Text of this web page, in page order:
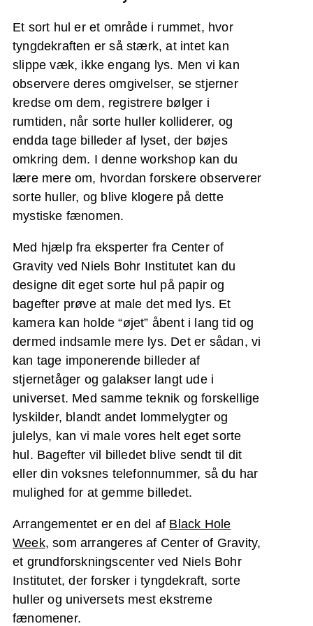
Et sort hul er et område i rummet, hvor
tyngdekraften er så stærk, at intet kan
slippe væk, ikke engang lys. Men vi kan
observere deres omgivelser, se stjerner
kredse om dem, registrere bølger i
rumtiden, når sorte huller kolliderer, og
endda tage billeder af lyset, der bøjes
omkring dem. I denne workshop kan du
lære mere om, hvordan forskere observerer
sorte huller, og blive klogere på dette
mystiske fænomen.
Med hjælp fra eksperter fra Center of
Gravity ved Niels Bohr Institutet kan du
designe dit eget sorte hul på papir og
bagefter prøve at male det med lys. Et
kamera kan holde “øjet” åbent i lang tid og
dermed indsamle mere lys. Det er sådan, vi
kan tage imponerende billeder af
stjernetåger og galakser langt ude i
universet. Med samme teknik og forskellige
lyskilder, blandt andet lommelygter og
julelys, kan vi male vores helt eget sorte
hul. Bagefter vil billedet blive sendt til dit
eller din voksnes telefonnummer, så du har
mulighed for at gemme billedet.
Arrangementet er en del af Black Hole
Week, som arrangeres af Center of Gravity,
et grundforskningscenter ved Niels Bohr
Institutet, der forsker i tyngdekraft, sorte
huller og universets mest ekstreme
fænomener.